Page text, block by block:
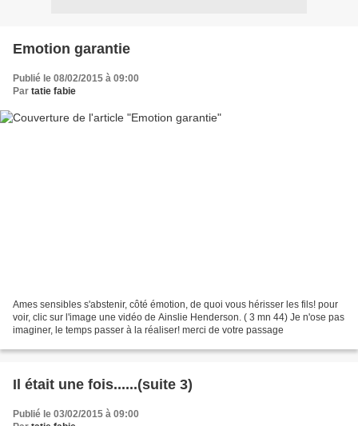
Emotion garantie
Publié le 08/02/2015 à 09:00
Par tatie fabie
Ames sensibles s'abstenir, côté émotion, de quoi vous hérisser les fils! pour
voir, clic sur l'image une vidéo de Ainslie Henderson. ( 3 mn 44) Je n'ose pas
imaginer, le temps passer à la réaliser! merci de votre passage
Il était une fois......(suite 3)
Publié le 03/02/2015 à 09:00